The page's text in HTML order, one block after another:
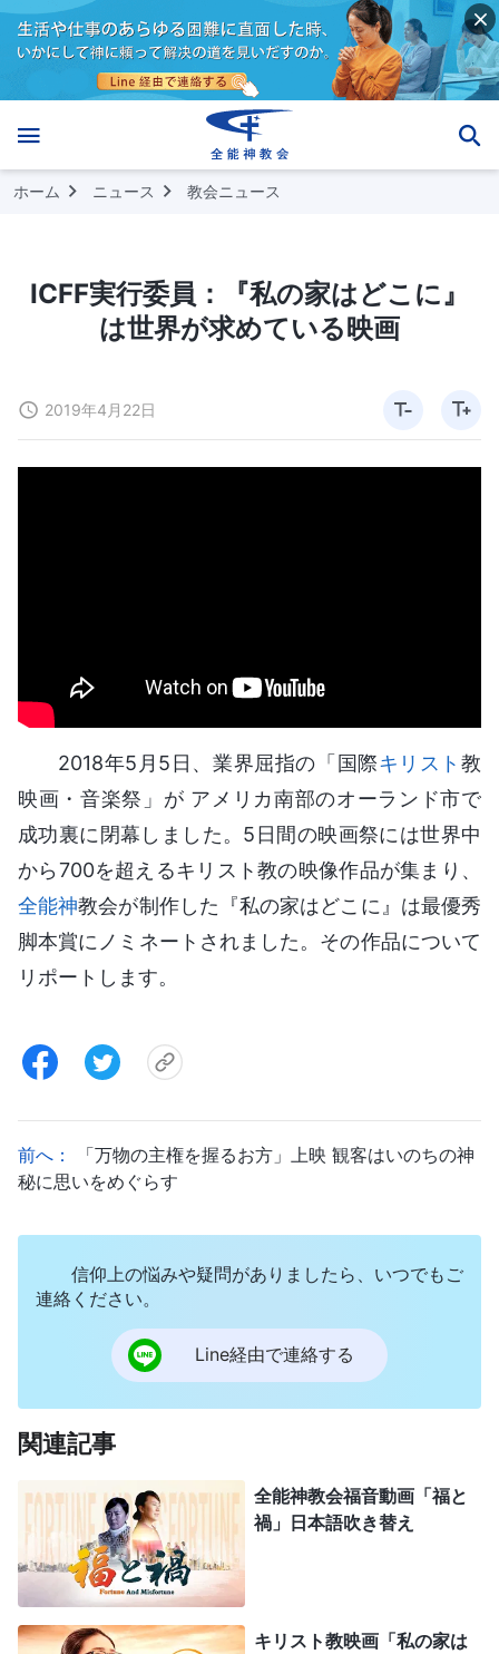
ホーム ニュース 教会ニュース
ICFF実行委員：『私の家はどこに』
は世界が求めている映画
2019年4月22日
2018年5月5日、業界屈指の「国際キリスト教
映画・音楽祭」が アメリカ南部のオーランド市で
成功裏に閉幕しました。5日間の映画祭には世界中
から700を超えるキリスト教の映像作品が集まり、
全能神教会が制作した『私の家はどこに』は最優秀
脚本賞にノミネートされました。その作品について
リポートします。
前へ：
「万物の主権を握るお方」上映 観客はいのちの神
秘に思いをめぐらす
信仰上の悩みや疑問がありましたら、いつでもご
連絡ください。
Line経由で連絡する
関連記事
全能神教会福音動画「福と
禍」日本語吹き替え
キリスト教映画「私の家は